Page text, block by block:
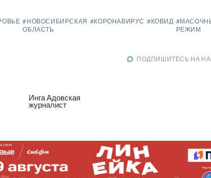
#НОВОСИБИРСКАЯ
ОБЛАСТЬ
#КОРОНАВИРУС #КОВИД
РЕЖИМ
ПОДПИШИТЕСЬ НА
Инга Адовская
журналист